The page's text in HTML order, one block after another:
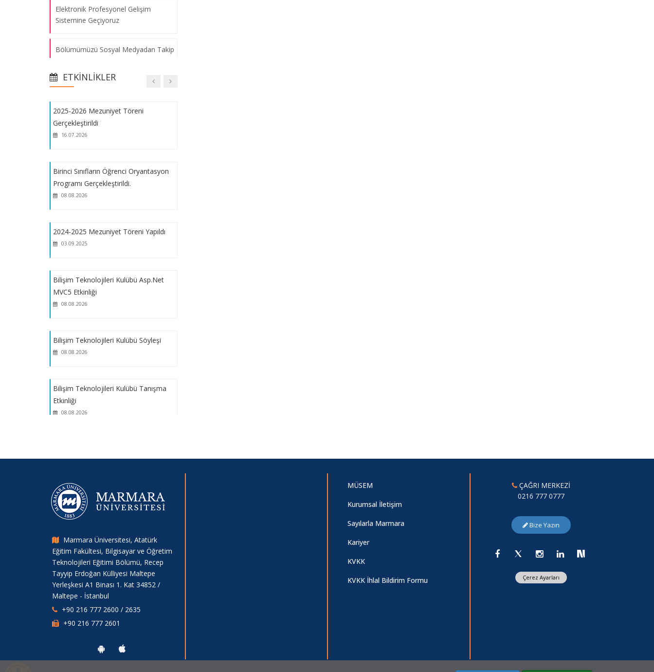
Elektronik Profesyonel Gelişim
Sistemine Geçiyoruz
Bölümümüzü Sosyal Medyadan Takip
Staj Otomasyon Sistemi Kullanıma
Macintosh Laboratuvarı
Bölümümüzün Yenilenme Çalışmaları
Tamamlandı
Uygulama Geliştirilmesi
Node.js Eğitimi
Temsilcisi Seçimi
Etkinliğimize Davetlisiniz
Elektronik Profesyonel Gelişim
ETKINLIKLER
Bilişim Teknolojileri Kulübü Yardım
08.08.2026
2025-2026 Mezuniyet Töreni
Gerçekleştirildi
16.07.2026
Birinci Sınıfların Öğrenci Oryantasyon
Programı Gerçekleştirildi.
08.08.2026
2024-2025 Mezuniyet Töreni Yapıldı
03.09.2025
Bilişim Teknolojileri Kulübü Asp.Net
MVC5 Etkinliği
08.08.2026
Bilişim Teknolojileri Kulübü Söyleşi
08.08.2026
Bilişim Teknolojileri Kulübü Tanışma
Etkinliği
08.08.2026
Standı
Tinkercad Atölyesi
08.08.2026
Xamarin ve Android Mobil Uygulama
Söyleşi
08.08.2026
2018/2019 Dönemi Öğrenci
Oryantasyon Programı
Marmara Üniversitesi, Atatürk
Eğitim Fakültesi, Bilgisayar ve Öğretim
Teknolojileri Eğitimi Bölümü, Recep
Tayyip Erdoğan Külliyesi Maltepe
Yerleşkesi A1 Binası 1. Kat 34852 /
Maltepe - İstanbul
+90 216 777 2600 / 2635
+90 216 777 2601
MÜSEM
Kurumsal İletişim
Sayılarla Marmara
Kariyer
KVKK
KVKK İhlal Bildirim Formu
ÇAĞRI MERKEZİ
0216 777 0777
Bize Yazın
Çerez Ayarları